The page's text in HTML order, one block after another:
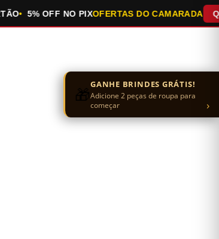
5% OFF NO PIXOFERTAS DO CAMARADA
🎁GANHE BRINDES GRÁTIS!
Adicione 2 peças de roupa para
começar
›